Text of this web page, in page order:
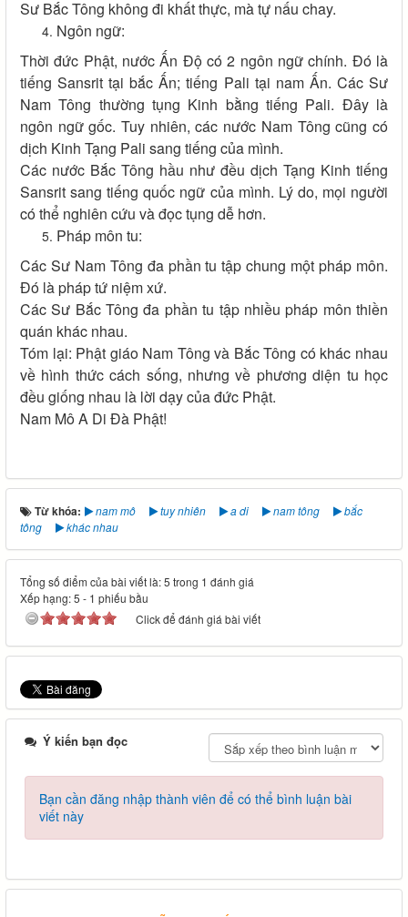
Sư Bắc Tông không đi khất thực, mà tự nấu chay.
Ngôn ngữ:
Thời đức Phật, nước Ấn Độ có 2 ngôn ngữ chính. Đó là
tiếng Sansrit tại bắc Ấn; tiếng Pali tại nam Ấn. Các Sư
Nam Tông thường tụng Kinh bằng tiếng Pali. Đây là
ngôn ngữ gốc. Tuy nhiên, các nước Nam Tông cũng có
dịch Kinh Tạng Pali sang tiếng của mình.
Các nước Bắc Tông hầu như đều dịch Tạng Kinh tiếng
Sansrit sang tiếng quốc ngữ của mình. Lý do, mọi người
có thể nghiên cứu và đọc tụng dễ hơn.
Pháp môn tu:
Các Sư Nam Tông đa phần tu tập chung một pháp môn.
Đó là pháp tứ niệm xứ.
Các Sư Bắc Tông đa phần tu tập nhiều pháp môn thiền
quán khác nhau.
Tóm lại: Phật giáo Nam Tông và Bắc Tông có khác nhau
về hình thức cách sống, nhưng về phương diện tu học
đều giống nhau là lời dạy của đức Phật.
Nam Mô A Di Đà Phật!
Từ khóa: nam mô tuy nhiên a di nam tông
bắc
tông
khác nhau
Tổng số điểm của bài viết là: 5 trong 1 đánh giá
Xếp hạng:5 - 1 phiếu bầu
Click để đánh giá bài viết
Ý kiến bạn đọc
Bạn cần đăng nhập thành viên để có thể bình luận bài
viết này